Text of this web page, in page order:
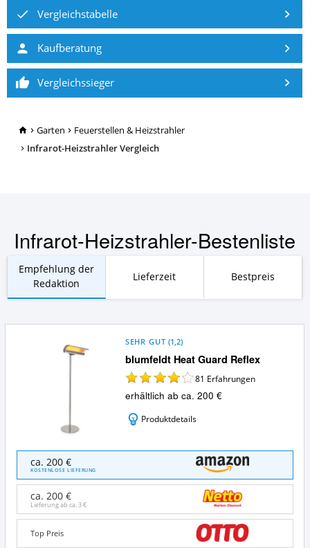
TopRatgeber24.de
Garten
Feuerstellen & Heizstrahler
Infrarot-Heizstrahler Vergleich
Vergleichstabelle
Kaufberatung
Vergleichssieger
Infrarot-Heizstrahler-Bestenliste
Empfehlung der
Redaktion
Lieferzeit Bestpreis
blumfeldt Heat Guard Reflex
SEHR GUT (1,2)
81 Erfahrungen
erhältlich ab ca. 200 €
Produktdetails
blumfeldt
Heat
Guard
Reflex
Angebote:
Wo
ca. 200 €
KOSTENLOSE LIEFERUNG
ca. 200 €
Lieferung ab ca.3 €
Top Preis